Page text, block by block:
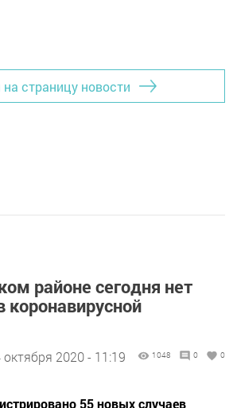
на страницу новости
районе сегодня нет
коронавирусной
октября 2020 - 11:19 1048 0 0
55 новых случаев